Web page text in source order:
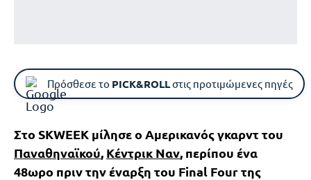
Πρόσθεσε το PICK&ROLLστις προτιμώμενες πηγές
Στο SKWEEK μίλησε ο Αμερικανός γκαρντ του
Παναθηναϊκού, Κέντρικ Ναν, περίπου ένα
48ωρο πριν την έναρξη του Final Four της